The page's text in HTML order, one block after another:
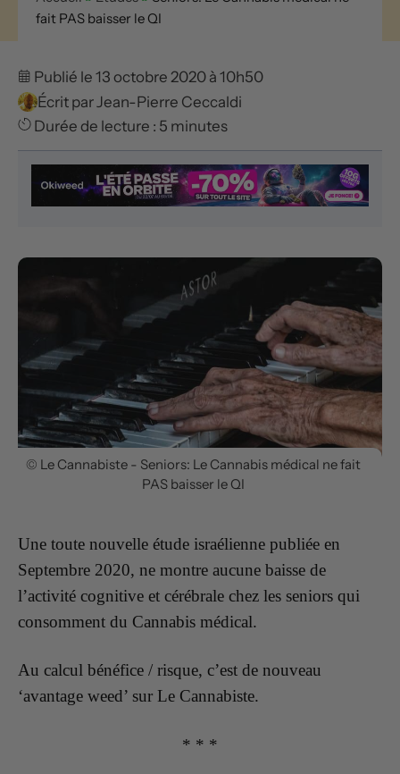
fait PAS baisser le QI
Publié le 13 octobre 2020 à 10h50
Écrit parJean-Pierre Ceccaldi
Durée de lecture : 5 minutes
© Le Cannabiste - Seniors: Le Cannabis médical ne fait
PAS baisser le QI
Une toute nouvelle étude israélienne publiée en
Septembre 2020, ne montre aucune baisse de
l’activité cognitive et cérébrale chez les seniors qui
consomment du Cannabis médical.
Au calcul bénéfice / risque, c’est de nouveau
‘avantage weed’ sur Le Cannabiste.
* * *